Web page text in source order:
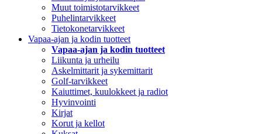
Muut toimistotarvikkeet
Puhelintarvikkeet
Tietokonetarvikkeet
Vapaa-ajan ja kodin tuotteet
Vapaa-ajan ja kodin tuotteet
Liikunta ja urheilu
Askelmittarit ja sykemittarit
Golf-tarvikkeet
Kaiuttimet, kuulokkeet ja radiot
Hyvinvointi
Kirjat
Korut ja kellot